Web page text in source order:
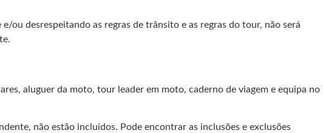
ou desrespeitando as regras de trânsito e as regras do tour, não será
aluguer da moto, tour leader em moto, caderno de viagem e equipa no
não estão incluídos. Pode encontrar as inclusões e exclusões